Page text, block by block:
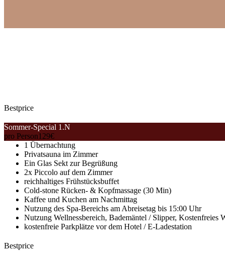
Bestprice
Sommer-Special 1.N
pro Person129€
1 Übernachtung
Privatsauna im Zimmer
Ein Glas Sekt zur Begrüßung
2x Piccolo auf dem Zimmer
reichhaltiges Frühstücksbuffet
Cold-stone Rücken- & Kopfmassage (30 Min)
Kaffee und Kuchen am Nachmittag
Nutzung des Spa-Bereichs am Abreisetag bis 15:00 Uhr
Nutzung Wellnessbereich, Bademäntel / Slipper, Kostenfreies
kostenfreie Parkplätze vor dem Hotel / E-Ladestation
Bestprice